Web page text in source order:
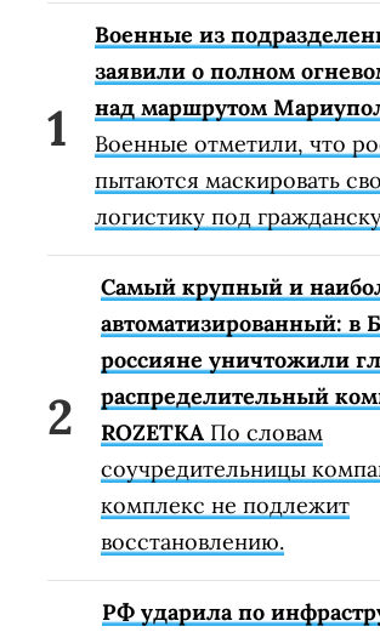
Военные из
заявили о полном
над маршрутом
Военные отметили, что
пытаются маскировать
логистику под
Самый крупный и
автоматизированный: в
россияне уничтожили
распределительный
ROZETKA По словам
соучредительницы
комплекс не подлежит
восстановлению.
РФ ударила по